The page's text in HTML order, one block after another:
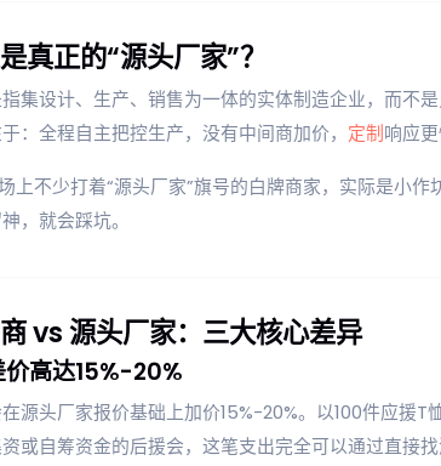
真正的“源头厂家”？
集设计、生产、销售为一体的实体制造企业，而不是
：全程自主把控生产，没有中间商加价， 定制 响应
不少打着“源头厂家”旗号的白牌商家，实际是小作
，就会踩坑。
vs 源头厂家：三大核心差异
价高达15%-20%
源头厂家报价基础上加价15%-20%。以100件应援T
或自筹资金的后援会，这笔支出完全可以通过直接